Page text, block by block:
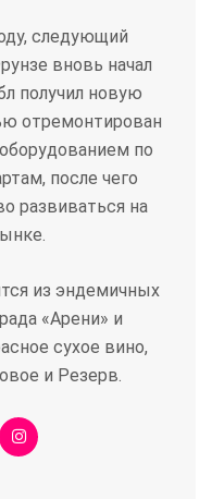
следующий
вновь начал
получил новую
отремонтирован
по
после чего
развиваться на
из эндемичных
«Арени» и
сухое вино,
и Резерв.